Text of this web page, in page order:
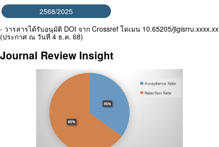
2568/2025
- วารสารได้รับอนุมัติ DOI จาก Crossref โดเมน 10.65205/่jlgisrru.xxxx.xx
(ประกาศ ณ วันที่ 4 ธ.ค. 68)
Journal Review Insight